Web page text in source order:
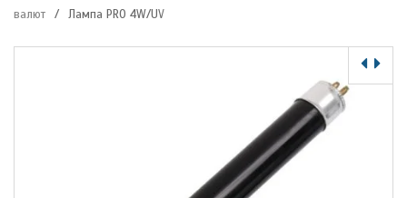
валют
/ Лампа PRO 4W/UV